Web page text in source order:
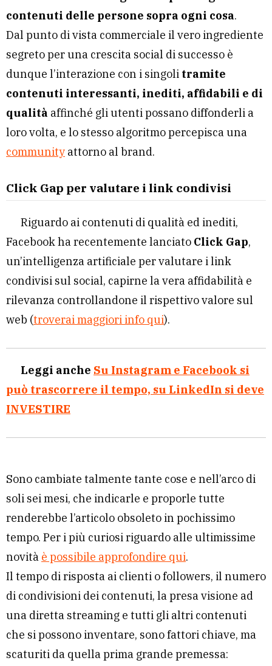
contenuti delle persone sopra ogni cosa.
Dal punto di vista commerciale il vero ingrediente
segreto per una crescita social di successo è
dunque l’interazione con i singoli tramite
contenuti interessanti, inediti, affidabili e di
qualità affinché gli utenti possano diffonderli a
loro volta, e lo stesso algoritmo percepisca una
community attorno al brand.
Click Gap per valutare i link condivisi
Riguardo ai contenuti di qualità ed inediti,
Facebook ha recentemente lanciato Click Gap,
un’intelligenza artificiale per valutare i link
condivisi sul social, capirne la vera affidabilità e
rilevanza controllandone il rispettivo valore sul
web (troverai maggiori info qui).
Leggi anche Su Instagram e Facebook si
può trascorrere il tempo, su LinkedIn si deve
INVESTIRE
Sono cambiate talmente tante cose e nell’arco di
soli sei mesi, che indicarle e proporle tutte
renderebbe l’articolo obsoleto in pochissimo
tempo. Per i più curiosi riguardo alle ultimissime
novità è possibile approfondire qui.
Il tempo di risposta ai clienti o followers, il numero
di condivisioni dei contenuti, la presa visione ad
una diretta streaming e tutti gli altri contenuti
che si possono inventare, sono fattori chiave, ma
scaturiti da quella prima grande premessa: